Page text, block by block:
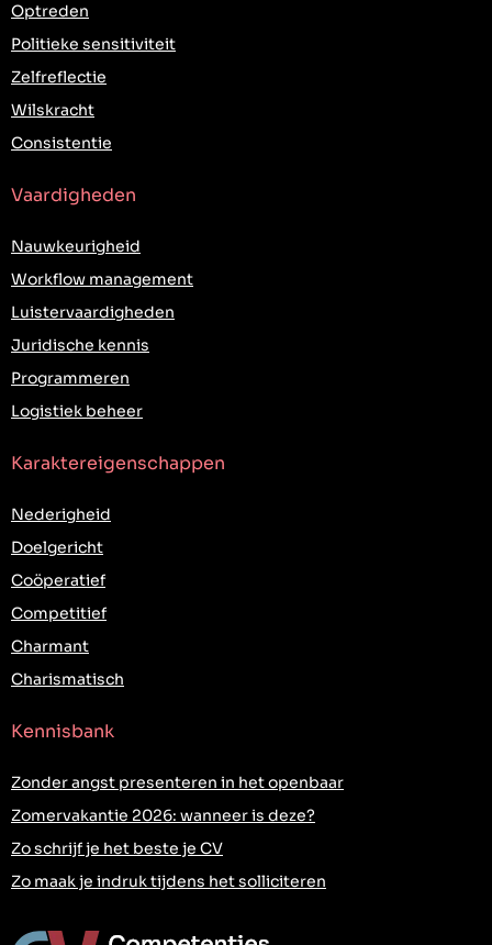
Optreden
Politieke sensitiviteit
Zelfreflectie
Wilskracht
Consistentie
Vaardigheden
Nauwkeurigheid
Workflow management
Luistervaardigheden
Juridische kennis
Programmeren
Logistiek beheer
Karaktereigenschappen
Nederigheid
Doelgericht
Coöperatief
Competitief
Charmant
Charismatisch
Kennisbank
Zonder angst presenteren in het openbaar
Zomervakantie 2026: wanneer is deze?
Zo schrijf je het beste je CV
Zo maak je indruk tijdens het solliciteren